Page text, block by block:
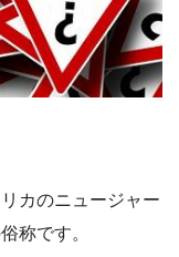
カのニュージャー
称です。